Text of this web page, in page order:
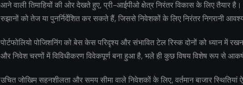
आने वाली तिमाहियों की ओर देखते हुए, प्री-आईपीओ क्षेत्र निरंतर विकास के लिए तैयार है।
रुझानों को तेज या पुनर्निर्देशित कर सकते हैं, जिससे निवेशकों के लिए निरंतर निगरानी
पोर्टफोलियो पोजिशनिंग को बेस केस परिदृश्य और संभावित टेल रिस्क दोनों को ध्यान में
और निवेश चरणों में विविधीकरण विवेकपूर्ण बना हुआ है, भले ही कुछ विषय विशेष रूप से
उचित जोखिम सहनशीलता और समय सीमा वाले निवेशकों के लिए, वर्तमान बाजार स्थितियां